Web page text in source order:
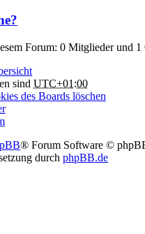
Forum: 0 Mitglieder und 1
sind UTC+01:00
des Boards löschen
® Forum Software ©
durch phpBB.de